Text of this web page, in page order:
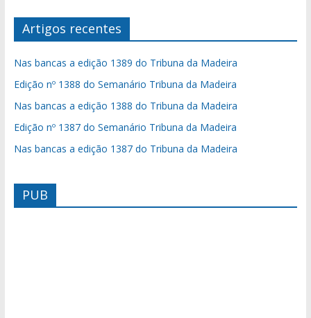
Artigos recentes
Nas bancas a edição 1389 do Tribuna da Madeira
Edição nº 1388 do Semanário Tribuna da Madeira
Nas bancas a edição 1388 do Tribuna da Madeira
Edição nº 1387 do Semanário Tribuna da Madeira
Nas bancas a edição 1387 do Tribuna da Madeira
PUB